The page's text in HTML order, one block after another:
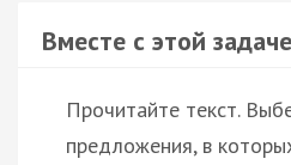
Вместе с этой
Прочитайте текст.
предложения, в